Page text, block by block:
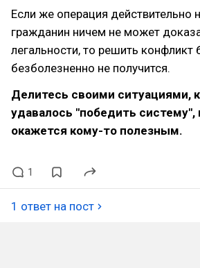
Если же операция действительно
гражданин ничем не может
легальности, то решить конфликт
безболезненно не получится.
Делитесь своими ситуациями,
удавалось "победить
окажется кому-то полезным.
1
1 ответ на пост